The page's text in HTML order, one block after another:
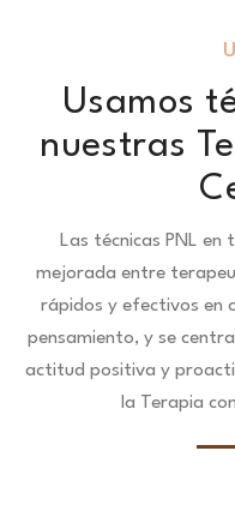
Usamos
nuestras
Las técnicas PNL en
mejorada entre
rápidos y efectivos en
pensamiento, y se
actitud positiva y
la Terapia